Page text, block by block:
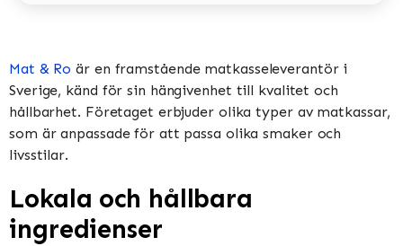
Mat & Ro är en framstående matkasseleverantör i
Sverige, känd för sin hängivenhet till kvalitet och
hållbarhet. Företaget erbjuder olika typer av matkassar,
som är anpassade för att passa olika smaker och
livsstilar.
Lokala och hållbara
ingredienser